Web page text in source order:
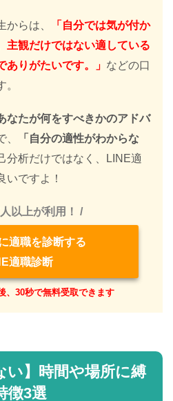
からは、
「自分では気が付か
主観だけではない適している
りがたいです。」 などの口
なたが何をすべきかのアドバ
、
「自分の適性がわからな
分析だけではなく、LINE適
いですよ！
以上が利用！ /
適職を診断する
適職診断
、30秒で無料受取できます
い】時間や場所に縛
徴3選